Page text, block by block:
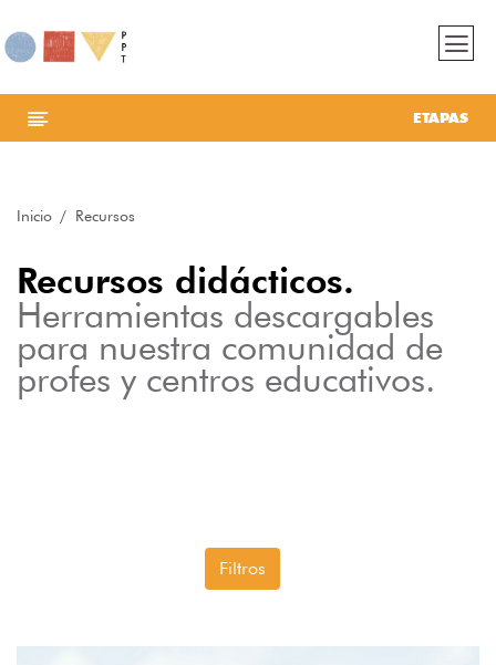
ETAPAS
Inicio Recursos
Recursos didácticos.
Herramientas descargables
para nuestra comunidad de
profes y centros educativos.
Filtros